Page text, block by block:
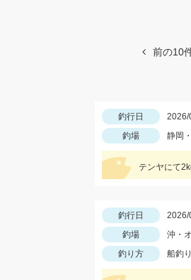
前の10
釣行日
2026/
釣場
静岡
釣行日
2026/
釣場
沖・
釣り方
船釣り